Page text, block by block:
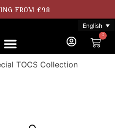
FROM €98
English
0
TOCS Collection